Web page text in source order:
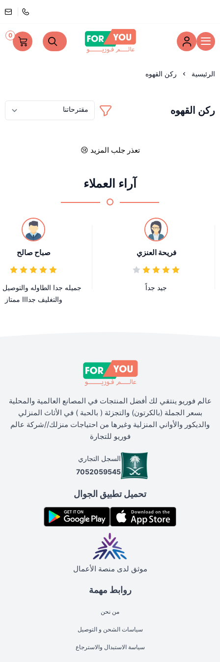
عالم فوريو
0
الرئيسية ركن القهوه
ركن القهوه
تعذر جلب المزيد 😢
آراء العملاء
فريحة العنزي
جيد جداً
صباح صالح
جميله جدا الطاوله والتوصيل
والتغليف جدااا ممتاز
روابط مهمة
من نحن
سياسات الشحن و التوصيل
سياسة الاستبدال والاسترجاع
عالم فوريو ينتقي لك أفضل المنتجات في المصانع العالمية والمحلية
بسعر الجملة (بالكرتون) والتجزئة ( بالحبة ) في الأثاث المنزلي
والديكور والأواني المنزلية وغيرها من احتياجات منزلك//شركة عالم
فوريو للتجارة
السجل التجاري
7052059545
تحميل تطبيق الجوال
موثق لدى منصة الأعمال